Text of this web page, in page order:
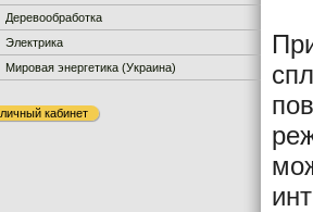
Деревообработка
Электрика
Мировая энергетика (Украина)
личный кабинет